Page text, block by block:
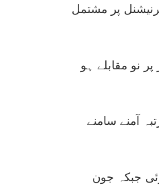
پر مشتمل
نو مقابلے ہو
آمنے سامنے
میں شکست ہوئی جبکہ جون